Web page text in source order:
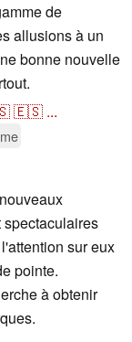
de
allusions à un
bonne nouvelle
🇪🇸 ...
spectaculaires
sur eux
pointe.
à obtenir